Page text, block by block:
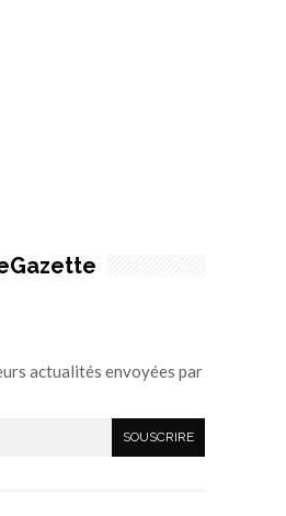
actualités envoyées par